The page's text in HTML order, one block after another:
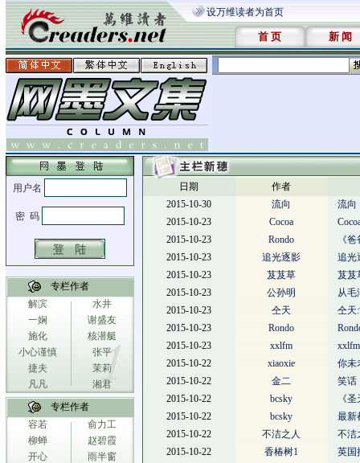
设万维读者为首页
首 页 新 闻
专栏作者
解滨
水井
一娴
谢盛友
施化
核潜艇
小心谨慎
张平
捷夫
茉莉
凡凡
湘君
专栏作者
容若
俞力工
柳蝉
赵碧霞
开心
雨半窗
日期
作者
2015-10-30
2015-10-23
2015-10-23
2015-10-23
2015-10-23
2015-10-23
2015-10-23
2015-10-23
2015-10-23
2015-10-22
2015-10-22
2015-10-22
2015-10-22
2015-10-22
2015-10-22
流向
Cocoa
Rondo
追光逐影
芨芨草
公孙明
仝天
Rondo
xxlfm
xiaoxie
金二
bcsky
bcsky
不洁之人
香椿树1
流向
《
追光
芨芨
从毛
仝天
你未
笑话
《
最新
不洁
英国